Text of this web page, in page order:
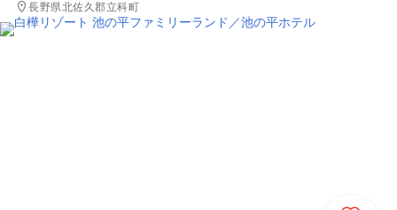
長野県北佐久郡立科町